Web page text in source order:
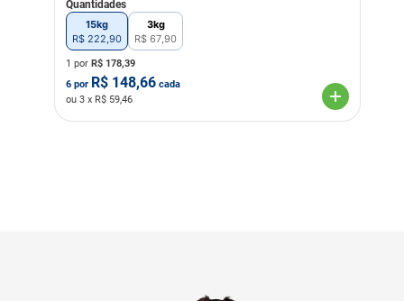
Quantidades
15kg
R$ 222,90
3kg
R$ 67,90
1 por R$ 178,39
6 por R$ 148,66 cada
ou 3 x R$ 59,46